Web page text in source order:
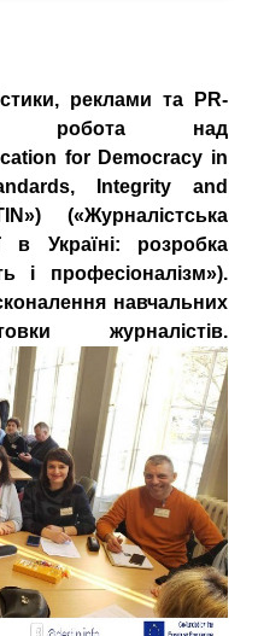
реклами та PR-
робота над
for Democracy in
Integrity and
(«Журналістська
в Україні: розробка
і професіоналізм»).
навчальних
журналістів.